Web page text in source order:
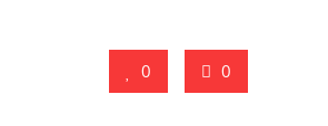
0 0